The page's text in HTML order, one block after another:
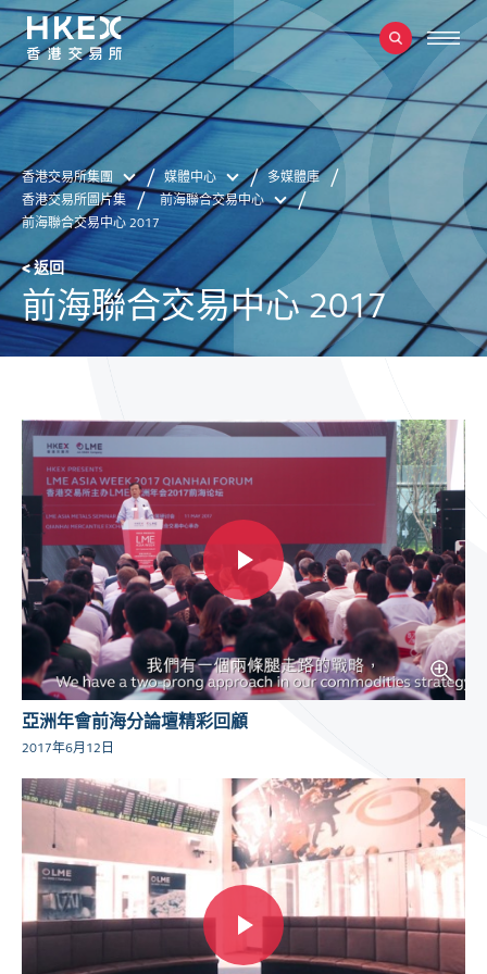
香港交易所集團 媒體中心
多媒體庫
香港交易所圖片集
前海聯合交易中心
前海聯合交易中心 2017
< 返回
前海聯合交易中心 2017
亞洲年會前海分論壇精彩回顧
2017年6月12日